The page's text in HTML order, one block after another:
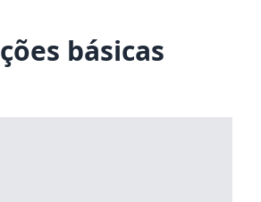
básicas